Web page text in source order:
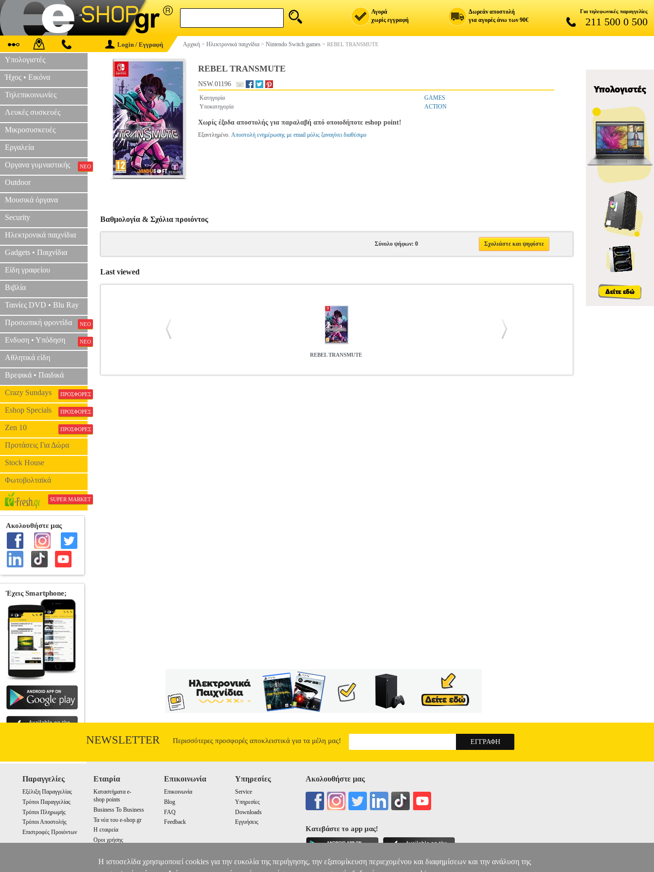
Αγορά
χωρίς εγγραφή
Δωρεάν αποστολή
για αγορές άνω των 90€
Για τηλεφωνικές παραγγελίες
211 500 0 500
Login / Εγγραφή Αρχική > Ηλεκτρονικά παιχνίδια > Nintendo Switch games > REBEL TRANSMUTE
Υπολογιστές
Ήχος • Εικόνα
Τηλεπικοινωνίες
Λευκές συσκευές
Μικροσυσκευές
Εργαλεία
Οργανα γυμναστικής ΝΕΟ
Outdoor
Μουσικά όργανα
Security
Ηλεκτρονικά παιχνίδια
Gadgets • Παιχνίδια
Είδη γραφείου
Βιβλία
Ταινίες DVD • Blu Ray
Προσωπική φροντίδα ΝΕΟ
Ενδυση • Υπόδηση ΝΕΟ
Αθλητικά είδη
Βρεφικά • Παιδικά
Crazy Sundays ΠΡΟΣΦΟΡΕΣ
Eshop Specials ΠΡΟΣΦΟΡΕΣ
Zen 10 ΠΡΟΣΦΟΡΕΣ
Προτάσεις Για Δώρα
Stock House
Φωτοβολταϊκά
SUPER MARKET
REBEL TRANSMUTE
NSW.01196
Κατηγορία
GAMES
Υποκατηγορία
ACTION
Χωρίς έξοδα αποστολής για παραλαβή από οποιοδήποτε eshop point!
Εξαντλημένο. Αποστολή ενημέρωσης με email μόλις ξαναγίνει διαθέσιμο
Βαθμολογία & Σχόλια προιόντος
Σύνολο ψήφων: 0 Σχολιάστε και ψηφίστε
Last viewed
REBEL TRANSMUTE
NEWSLETTER Περισσότερες προσφορές αποκλειστικά για τα μέλη μας!
Παραγγελίες
Εξέλιξη Παραγγελίας
Τρόποι Παραγγελίας
Τρόποι Πληρωμής
Τρόποι Αποστολής
Επιστροφές Προιόντων
Εταιρία
Καταστήματα e-
shop points
Business To Business
Τα νέα του e-shop.gr
Η εταιρεία
Οροι χρήσης
Επικοινωνία
Επικοινωνία
Blog
FAQ
Feedback
Υπηρεσίες
Service
Υπηρεσίες
Downloads
Εγγυήσεις
Ακολουθήστε μας
Κατεβάστε το app μας!
Η ιστοσελίδα χρησιμοποιεί cookies για την ευκολία της περιήγησης, την εξατομίκευση περιεχομένου και διαφημίσεων και την ανάλυση της